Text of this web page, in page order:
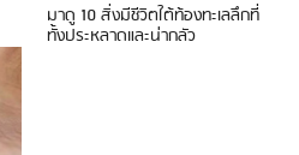
มาดู 10 สิ่งมีชีวิตใต้ท้องทะเลลึกที่
ทั้งประหลาดและน่ากลัว